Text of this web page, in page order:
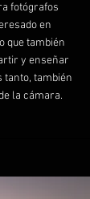
fotógrafos
en
que también
y enseñar
tanto, también
la cámara.